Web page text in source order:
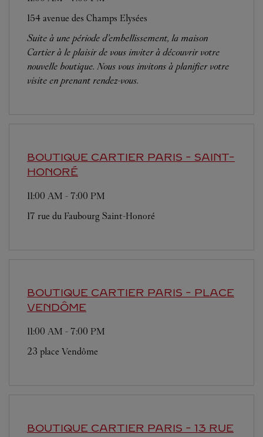
154 avenue des Champs Elysées
Suite à une période d’embellissement, la maison
Cartier à le plaisir de vous inviter à découvrir votre
nouvelle boutique. Nous vous invitons à planifier votre
visite en prenant rendez-vous.
BOUTIQUE CARTIER PARIS - SAINT-
HONORÉ
11:00 AM - 7:00 PM
17 rue du Faubourg Saint-Honoré
BOUTIQUE CARTIER PARIS - PLACE
VENDÔME
11:00 AM - 7:00 PM
23 place Vendôme
BOUTIQUE CARTIER PARIS - 13 RUE